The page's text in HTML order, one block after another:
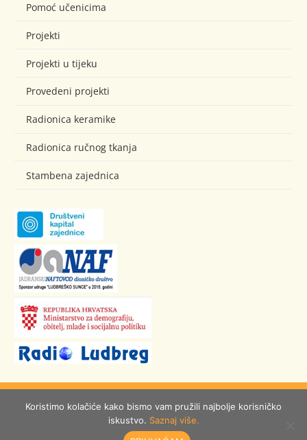
Pomoć učenicima
Projekti
Projekti u tijeku
Provedeni projekti
Radionica keramike
Radionica ručnog tkanja
Stambena zajednica
© Ludbreško Sunce
Koristimo kolačiće kako bismo vam pružili najbolje korisničko
iskustvo. Saznaj više.